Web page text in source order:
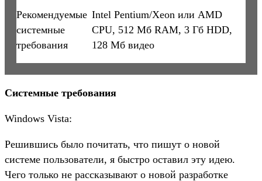
Рекомендуемые
системные
требования
Intel Pentium/Xeon или AMD
CPU, 512 Мб RAM, 3 Гб HDD,
128 Мб видео
Системные требования
Windows Vista:
Решившись было почитать, что пишут о новой
системе пользователи, я быстро оставил эту идею.
Чего только не рассказывают о новой разработке